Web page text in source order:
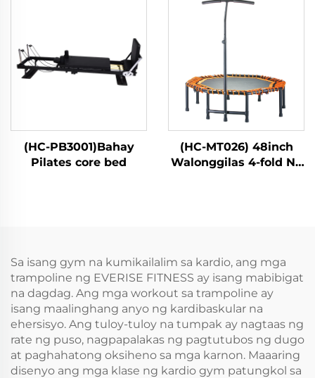
(HC-PB3001)Bahay
Pilates core bed
(HC-MT026) 48inch
Walonggilas 4-fold Na
Sa isang gym na kumikailalim sa kardio, ang mga
trampoline ng EVERISE FITNESS ay isang mabibigat
na dagdag. Ang mga workout sa trampoline ay
isang maalinghang anyo ng kardibaskular na
ehersisyo. Ang tuloy-tuloy na tumpak ay nagtaas ng
rate ng puso, nagpapalakas ng pagtutubos ng dugo
at paghahatong oksiheno sa mga karnon. Maaaring
disenyo ang mga klase ng kardio gym patungkol sa